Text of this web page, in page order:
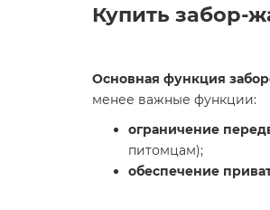
Купить забор-
Основная функция
менее важные функции:
ограничение
питомцам);
обеспечение